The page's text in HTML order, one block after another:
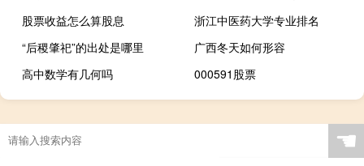
股票收益怎么算股息
浙江中医药大学专业排名
“后稷肇祀”的出处是哪里
广西冬天如何形容
高中数学有几何吗
000591股票
☚